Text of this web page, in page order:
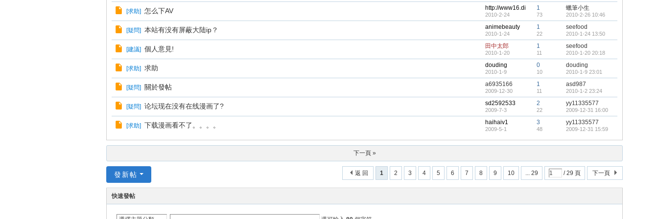
[求助] 怎么下AV http://www16.di
2010-2-24
1
73
蠟筆小生
2010-2-26 10:46
[疑問] 本站有没有屏蔽大陆ip？ animebeauty
2010-1-24
1
22
seefood
2010-1-24 13:50
[建議] 個人意見! 田中太郎
2010-1-20
1
11
seefood
2010-1-20 20:18
[求助] 求助 douding
2010-1-9
0
10
douding
2010-1-9 23:01
[疑問] 關於發帖 a6935166
2009-12-30
1
11
asd987
2010-1-2 23:24
[疑問] 论坛现在没有在线漫画了? sd2592533
2009-7-3
2
22
yy11335577
2009-12-31 16:00
[求助] 下载漫画看不了。。。。 haihaiv1
2009-5-1
3
48
yy11335577
2009-12-31 15:59
下一頁 »
1 2 3 4 5 6 7 8 9 10 ... 29 / 29 頁 下一頁
返 回
發新帖
快速發帖